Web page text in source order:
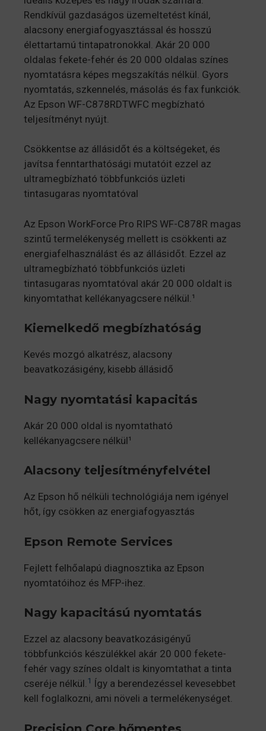
Rendkívül gazdaságos üzemeltetést kínál,
alacsony energiafogyasztással és hosszú
élettartamú tintapatronokkal. Akár 20 000
oldalas fekete-fehér és 20 000 oldalas színes
nyomtatásra képes megszakítás nélkül. Gyors
nyomtatás, szkennelés, másolás és fax funkciók.
Az Epson WF-C878RDTWFC megbízható
teljesítményt nyújt.
Csökkentse az állásidőt és a költségeket, és
javítsa fenntarthatósági mutatóit ezzel az
ultramegbízható többfunkciós üzleti
tintasugaras nyomtatóval
Az Epson WorkForce Pro RIPS WF-C878R magas
szintű termelékenység mellett is csökkenti az
energiafelhasználást és az állásidőt. Ezzel az
ultramegbízható többfunkciós üzleti
tintasugaras nyomtatóval akár 20 000 oldalt is
kinyomtathat kellékanyagcsere nélkül.¹
Kiemelkedő megbízhatóság
Kevés mozgó alkatrész, alacsony
beavatkozásigény, kisebb állásidő
Nagy nyomtatási kapacitás
Akár 20 000 oldal is nyomtatható
kellékanyagcsere nélkül¹
Alacsony teljesítményfelvétel
Az Epson hő nélküli technológiája nem igényel
hőt, így csökken az energiafogyasztás
Epson Remote Services
Fejlett felhőalapú diagnosztika az Epson
nyomtatóihoz és MFP-ihez.
Nagy kapacitású nyomtatás
Ezzel az alacsony beavatkozásigényű
többfunkciós készülékkel akár 20 000 fekete-
fehér vagy színes oldalt is kinyomtathat a tinta
cseréje nélkül. 1 Így a berendezéssel kevesebbet
kell foglalkozni, ami növeli a termelékenységet.